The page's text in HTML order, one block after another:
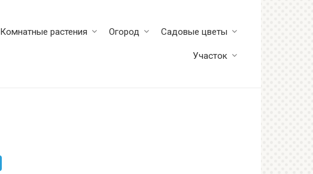
Комнатные растения Огород Садовые цветы
Участок